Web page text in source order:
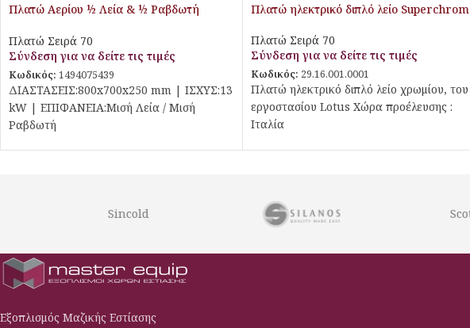
Πλατώ Αερίου ½ Λεία & ½ Ραβδωτή
Πλατώ Σειρά 70
Σύνδεση για να δείτε τις τιμές
Κωδικός: 1494075439
ΔΙΑΣΤΑΣΕΙΣ:800x700x250 mm | ΙΣΧΥΣ:13
kW | ΕΠΙΦΑΝΕΙΑ:Μισή Λεία / Μισή
Ραβδωτή
Πλατώ ηλεκτρικό διπλό λείο Superchrom
Πλατώ Σειρά 70
Σύνδεση για να δείτε τις τιμές
Κωδικός: 29.16.001.0001
Πλατώ ηλεκτρικό διπλό λείο χρωμίου, του
εργοστασίου Lotus Χώρα προέλευσης :
Ιταλία
Εξοπλισμός Μαζικής Εστίασης